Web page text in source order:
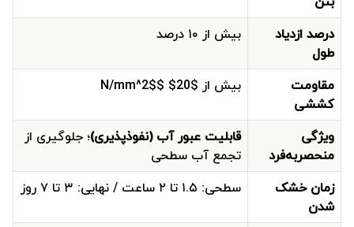
درصد ازدیاد
طول
بیش از ۱۰ درصد
مقاومت
کششی
بیش از $20$ $N/mm^2$
ویژگی
منحصربه‌فرد
قابلیت عبور آب (نفوذپذیری)؛ جلوگیری از
تجمع آب سطحی
زمان خشک
شدن
سطحی: ۱.۵ تا ۲ ساعت / نهایی: ۳ تا ۷ روز